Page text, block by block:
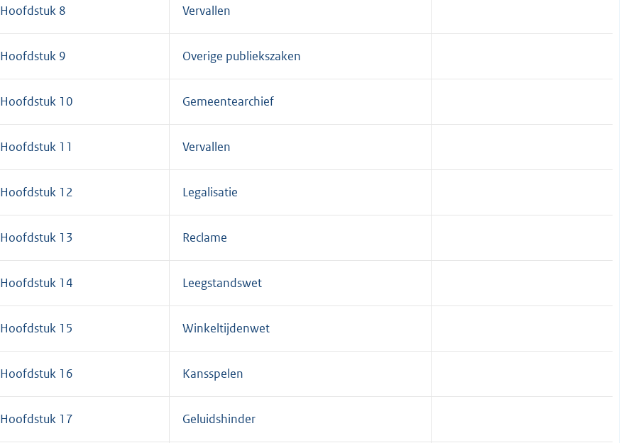
Hoofdstuk 8 Vervallen
Hoofdstuk 9 Overige publiekszaken
Hoofdstuk 10 Gemeentearchief
Hoofdstuk 11 Vervallen
Hoofdstuk 12 Legalisatie
Hoofdstuk 13 Reclame
Hoofdstuk 14 Leegstandswet
Hoofdstuk 15 Winkeltijdenwet
Hoofdstuk 16 Kansspelen
Hoofdstuk 17 Geluidshinder